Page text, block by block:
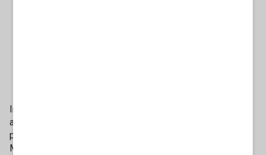
In realtà, dietro c’è solo la normale preparazione di due
amichevoli utili allo staff tecnico per testare il gruppo e
proseguire il lavoro in una fase di transizione. Nulla di più.
Ma